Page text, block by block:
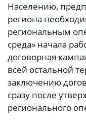
Населению,
региона
региональным
среда» начала
договорная
всей остальной
заключению
сразу после
регионального